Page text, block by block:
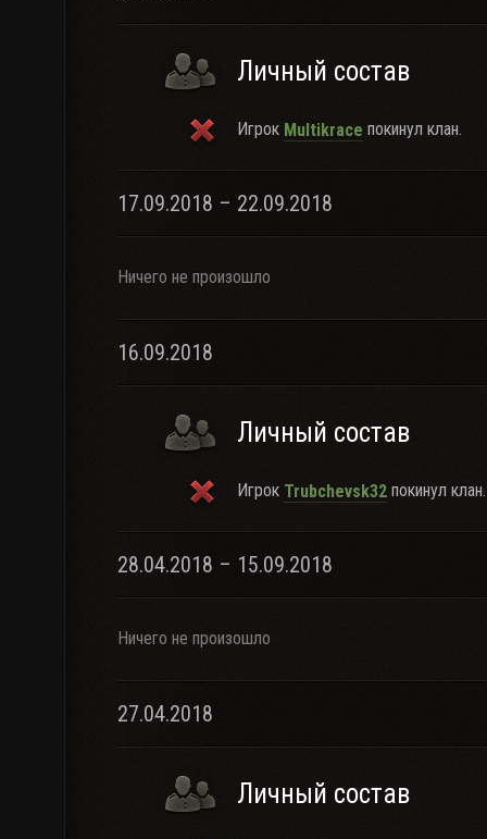
Личный состав
Игрок Multikrace покинул клан.
17.09.2018 – 22.09.2018
Ничего не произошло
16.09.2018
Личный состав
Игрок Trubchevsk32 покинул клан.
28.04.2018 – 15.09.2018
Ничего не произошло
27.04.2018
Личный состав